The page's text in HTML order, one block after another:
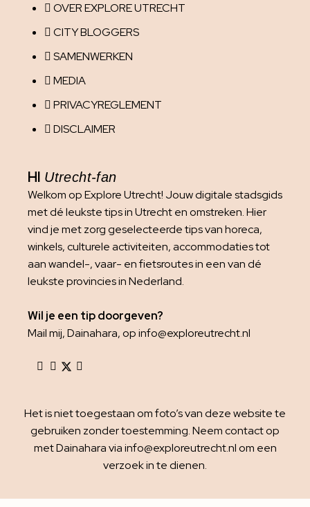
OVER EXPLORE UTRECHT
CITY BLOGGERS
SAMENWERKEN
MEDIA
PRIVACYREGLEMENT
DISCLAIMER
HI Utrecht-fan
Welkom op Explore Utrecht! Jouw digitale stadsgids
met dé leukste tips in Utrecht en omstreken. Hier
vind je met zorg geselecteerde tips van horeca,
winkels, culturele activiteiten, accommodaties tot
aan wandel-, vaar- en fietsroutes in een van dé
leukste provincies in Nederland.
Wil je een tip doorgeven?
Mail mij, Dainahara, op info@exploreutrecht.nl
Het is niet toegestaan om foto’s van deze website te
gebruiken zonder toestemming. Neem contact op
met Dainahara via info@exploreutrecht.nl om een
verzoek in te dienen.